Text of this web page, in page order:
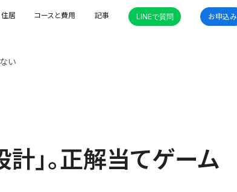
住居 コースと費用 記事 LINEで質問 お申込み
い
」。正解当てゲーム